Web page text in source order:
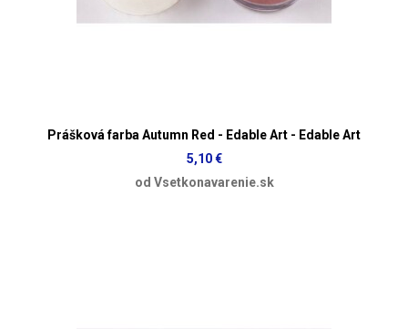
Prášková farba Autumn Red - Edable Art - Edable Art
5,10 €
od Vsetkonavarenie.sk